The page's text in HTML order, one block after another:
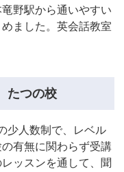
野駅から通いやすい
ました。英会話教室
たつの校
少人数制で、レベル
有無に関わらず受講
ッスンを通して、聞